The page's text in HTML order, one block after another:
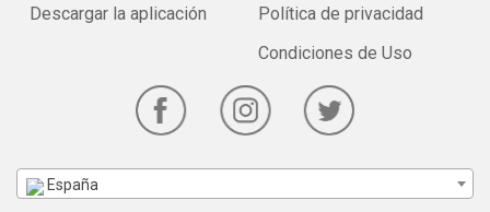
Descargar la aplicación
Política de privacidad
Condiciones de Uso
España